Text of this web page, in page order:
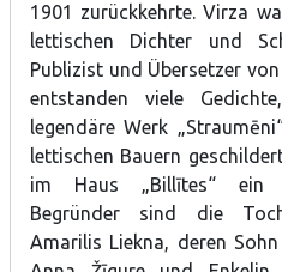
1901 zurückkehrte. Virza
lettischen Dichter und
Publizist und Übersetzer
entstanden viele
legendäre Werk
lettischen Bauern
im Haus „Billītes“ ein
Begründer sind die
Amarilis Liekna, deren